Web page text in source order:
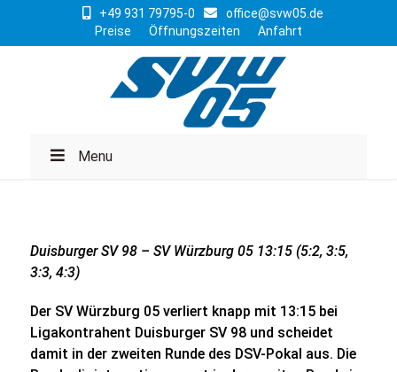
+49 931 79795-0
office@svw05.de
Preise
Öffnungszeiten Anfahrt
Menu
Duisburger SV 98 – SV Würzburg 05 13:15 (5:2, 3:5,
3:3, 4:3)
Der SV Würzburg 05 verliert knapp mit 13:15 bei
Ligakontrahent Duisburger SV 98 und scheidet
damit in der zweiten Runde des DSV-Pokal aus. Die